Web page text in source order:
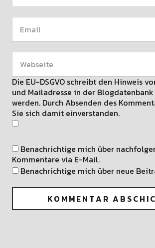
Die EU-DSGVO schreibt den Hinweis
und Mailadresse in der
werden. Durch Absenden des
Sie sich damit einverstanden.
Benachrichtige mich über
Kommentare via E-Mail.
Benachrichtige mich über neue